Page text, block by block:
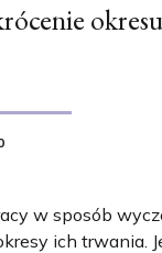
w sposób
ich trwania.